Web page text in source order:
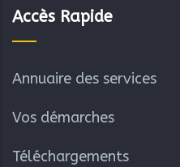
Accès Rapide
Annuaire des services
Vos démarches
Téléchargements